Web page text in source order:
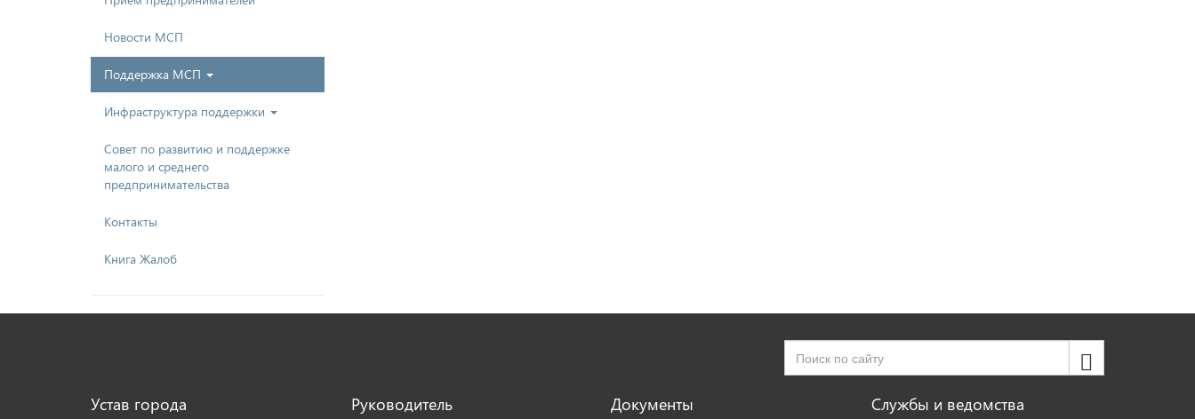
Новости МСП
Поддержка МСП
Инфраструктура поддержки
Совет по развитию и поддержке
малого и среднего
предпринимательства
Контакты
Книга Жалоб
Устав города
Руководитель
Документы
Службы и ведомства